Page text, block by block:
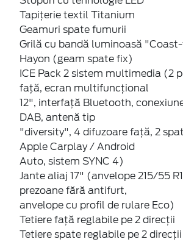
Tapițerie textil Titanium
Geamuri spate fumurii
Grilă cu bandă luminoasă
Hayon (geam spate fix)
ICE Pack 2 sistem multimedia (2
față, ecran multifuncțional
12", interfață Bluetooth,
DAB, antenă tip
"diversity", 4 difuzoare față, 2
Apple Carplay / Android
Auto, sistem SYNC 4)
Jante aliaj 17" (anvelope 215/55
prezoane fără antifurt,
anvelope cu profil de rulare Eco)
Tetiere față reglabile pe 2 direcții
Tetiere spate reglabile pe 2 direcții